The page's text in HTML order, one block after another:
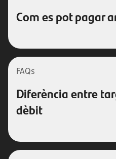
Com es pot pagar
FAQs
Diferència entre
dèbit